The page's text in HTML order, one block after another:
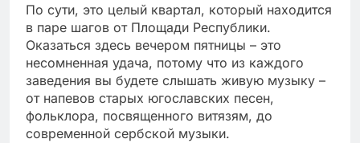
По сути, это целый квартал, который находится
в паре шагов от Площади Республики.
Оказаться здесь вечером пятницы – это
несомненная удача, потому что из каждого
заведения вы будете слышать живую музыку –
от напевов старых югославских песен,
фольклора, посвященного витязям, до
современной сербской музыки.